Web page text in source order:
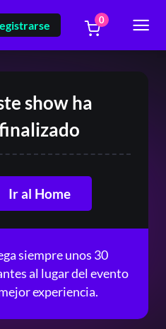
0
show ha
Ir al Home
siempre unos 30
al lugar del evento
experiencia.